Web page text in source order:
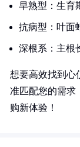
早熟型：生育
抗病型：叶面
深根系：主根
想要高效找到心
准匹配您的需求
购新体验！